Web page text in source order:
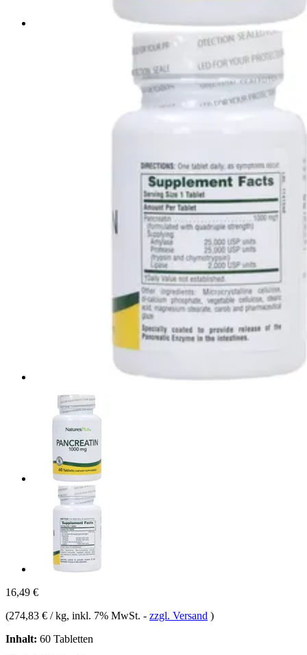
16,49 €
(274,83 € / kg, inkl. 7% MwSt. - zzgl. Versand )
Inhalt: 60 Tabletten